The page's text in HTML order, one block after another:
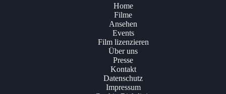
Home
Filme
Ansehen
Events
Film lizenzieren
Über uns
Presse
Kontakt
Datenschutz
Impressum